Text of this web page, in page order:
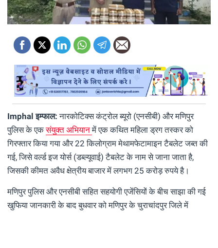
Imphal इम्फाल:नारकोटिक्स कंट्रोल ब्यूरो (एनसीबी) और मणिपुर
पुलिस के एकसंयुक्त अभियानमें एक कथित महिला ड्रग तस्कर को
गिरफ्तार किया गया और 22 किलोग्राम मेथामफेटामाइन टैबलेट जब्त की
गई, जिसे वर्ल्ड इज योर्स (डब्ल्यूवाई) टैबलेट के नाम से जाना जाता है,
जिसकी कीमत अवैध क्षेत्रीय बाजार में लगभग 25 करोड़ रुपये है।
मणिपुर पुलिस और एनसीबी सहित सहयोगी एजेंसियों के बीच साझा की गई
खुफिया जानकारी के बाद बुधवार को मणिपुर के चुराचांदपुर जिले में